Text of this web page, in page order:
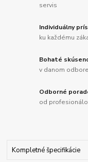
servis
Individuálny
ku každému
Bohaté
v danom odbore
Odborné
od
Kompletné špecifikácie